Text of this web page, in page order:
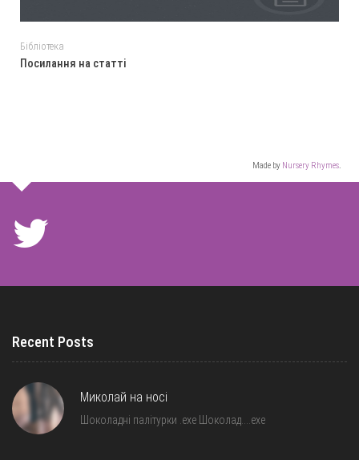
Бібліотека
Посилання на статті
Made by Nursery Rhymes.
Recent Posts
Миколай на носі
Шоколадні палітурки .exe Шоколад….exe